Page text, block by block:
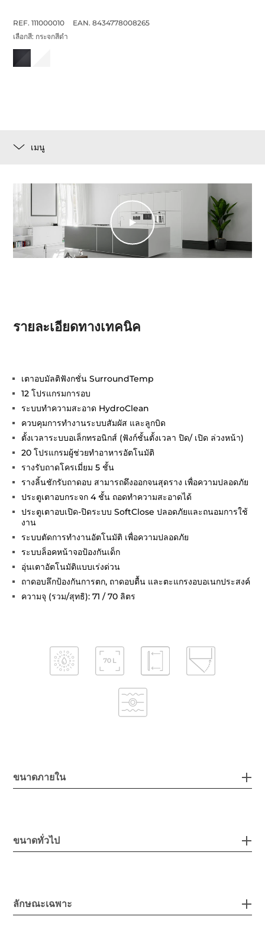
REF. 111000010
EAN. 8434778008265
เลือกสี: กระจกสีดำ
เมนู
รายละเอียดทางเทคนิค
เตาอบมัลติฟังกชั่น SurroundTemp
12 โปรแกรมการอบ
ระบบทำความสะอาด HydroClean
ควบคุมการทำงานระบบสัมผัส และลูกบิด
ตั้งเวลาระบบอเล็กทรอนิกส์ (ฟังก์ชั้นตั้งเวลา ปิด/ เปิด ล่วงหน้า)
20 โปรแกรมผู้ช่วยทำอาหารอัตโนมัติ
รางรับถาดโครเมี่ยม 5 ชั้น
รางลิ้นชักรับถาดอบ สามารถดึงออกจนสุดราง เพื่อความปลอดภัย
ประตูเตาอบกระจก 4 ชั้น ถอดทำความสะอาดได้
ประตูเตาอบเปิด-ปิดระบบ SoftClose ปลอดภัยและถนอมการใช้
งาน
ระบบตัดการทำงานอัตโนมัติ เพื่อความปลอดภัย
ระบบล็อคหน้าจอป้องกันเด็ก
อุ่นเตาอัตโนมัติแบบเร่งด่วน
ถาดอบลึกป้องกันการตก, ถาดอบตื้น และตะแกรงอบอเนกประสงค์
ความจุ (รวม/สุทธิ): 71 / 70 ลิตร
ขนาดภายใน
ขนาดทั่วไป
ลักษณะเฉพาะ